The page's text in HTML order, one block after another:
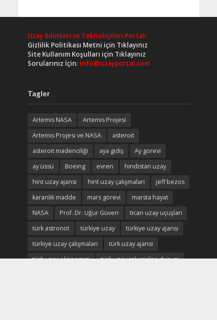
Uzay Bilimleri ve Teknolojileri Portalı
Gizlilik Politikası Metni için Tıklayınız
Site Kullanım Koşulları için Tıklayınız
Sorularınız İçin: info@uzayportal.com
Tagler
Artemis NASA
Artemis Projesi
Artemis Projesi ve NASA
asteroit
asteroit madenciliği
aya gidiş
Ay gorevi
ay üssü
Boeing evren
hindistan uzay
hint uzay ajansı
hint uzay çalışmaları
jeff bezos
karanlık madde
mars görevi
marsta hayat
NASA
Prof. Dr. Uğur Güven
ticari uzay uçuşları
türk astronot
türkiye uzay
türkiye uzay ajansı
türkiye uzay çalışmaları
türk uzay ajansı
türk uzay ekonomisi
türk uzay çalışmaları durum